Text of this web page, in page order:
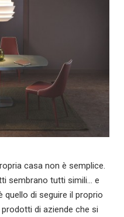
casa non è semplice.
sembrano tutti simili… e
quello di seguire il proprio
di aziende che si